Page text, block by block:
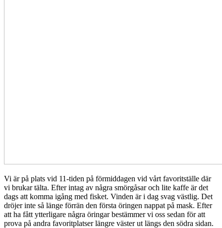
Vi är på plats vid 11-tiden på förmiddagen vid vårt favoritställe där
vi brukar tälta. Efter intag av några smörgåsar och lite kaffe är det
dags att komma igång med fisket. Vinden är i dag svag västlig. Det
dröjer inte så länge förrän den första öringen nappat på mask. Efter
att ha fått ytterligare några öringar bestämmer vi oss sedan för att
prova på andra favoritplatser längre väster ut längs den södra sidan.